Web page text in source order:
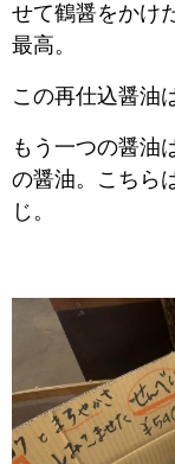
せて鶴醤をかけ
最高。
この再仕込醤油
もう一つの醤油
の醤油。こちら
じ。